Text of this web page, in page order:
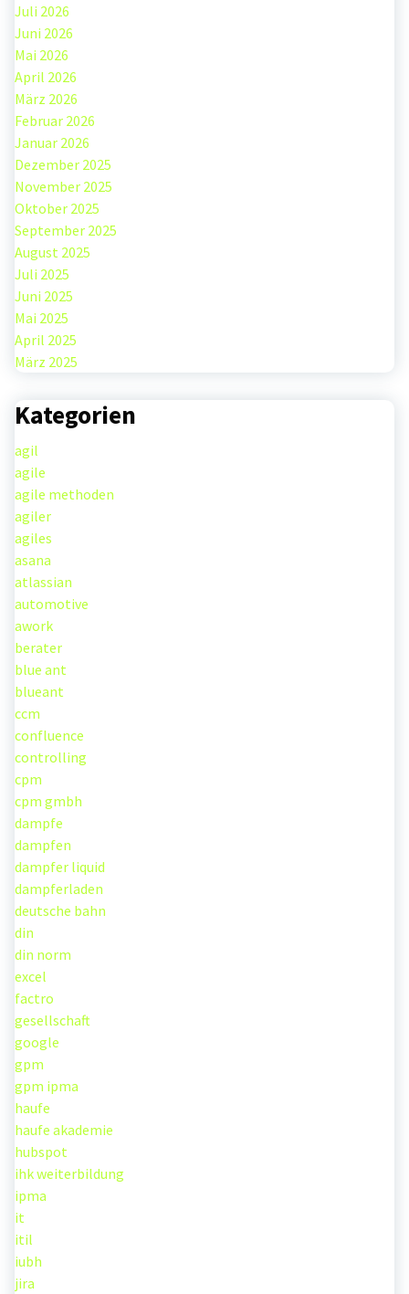
Juli 2026
Juni 2026
Mai 2026
April 2026
März 2026
Februar 2026
Januar 2026
Dezember 2025
November 2025
Oktober 2025
September 2025
August 2025
Juli 2025
Juni 2025
Mai 2025
April 2025
März 2025
Kategorien
agil
agile
agile methoden
agiler
agiles
asana
atlassian
automotive
awork
berater
blue ant
blueant
ccm
confluence
controlling
cpm
cpm gmbh
dampfe
dampfen
dampfer liquid
dampferladen
deutsche bahn
din
din norm
excel
factro
gesellschaft
google
gpm
gpm ipma
haufe
haufe akademie
hubspot
ihk weiterbildung
ipma
it
itil
iubh
jira